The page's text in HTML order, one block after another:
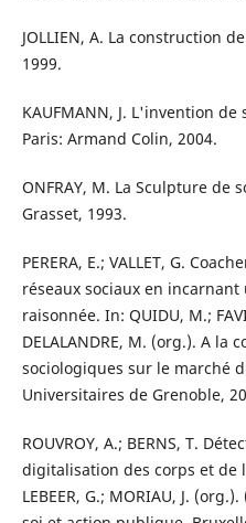
JOLLIEN, A. La construction
1999.
KAUFMANN, J. L'invention
Paris: Armand Colin, 2004.
ONFRAY, M. La Sculpture de
Grasset, 1993.
PERERA, E.; VALLET, G.
réseaux sociaux en
raisonnée. In: QUIDU, M.;
DELALANDRE, M. (org.). A
sociologiques sur le marché
Universitaires de Grenoble,
ROUVROY, A.; BERNS, T.
digitalisation des corps et de
LEBEER, G.; MORIAU, J.